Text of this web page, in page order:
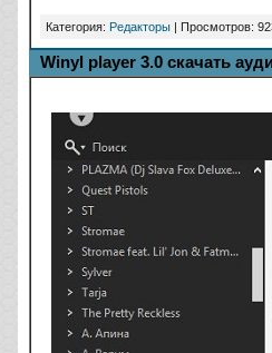
Категория: Редакторы | Просмотров:
Winyl player 3.0 скачать